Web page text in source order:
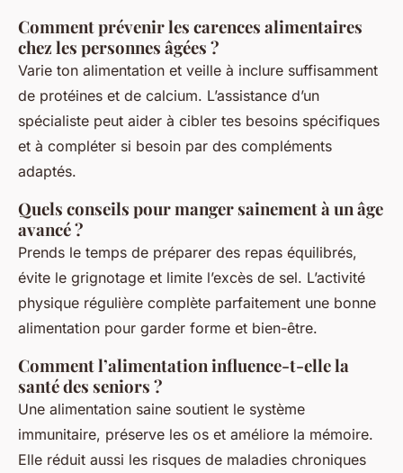
Comment prévenir les carences alimentaires
chez les personnes âgées ?
Varie ton alimentation et veille à inclure suffisamment
de protéines et de calcium. L’assistance d’un
spécialiste peut aider à cibler tes besoins spécifiques
et à compléter si besoin par des compléments
adaptés.
Quels conseils pour manger sainement à un âge
avancé ?
Prends le temps de préparer des repas équilibrés,
évite le grignotage et limite l’excès de sel. L’activité
physique régulière complète parfaitement une bonne
alimentation pour garder forme et bien-être.
Comment l’alimentation influence-t-elle la
santé des seniors ?
Une alimentation saine soutient le système
immunitaire, préserve les os et améliore la mémoire.
Elle réduit aussi les risques de maladies chroniques